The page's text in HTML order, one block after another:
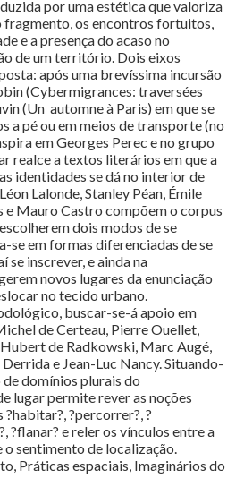
por uma estética que valoriza
fragmento, os encontros fortuitos,
e a presença do acaso no
de um território. Dois eixos
após uma brevíssima incursão
(Cybermigrances: traversées
(Un automne à Paris) em que se
a pé ou em meios de transporte (no
em Georges Perec e no grupo
realce a textos literários em que a
identidades se dá no interior de
Lalonde, Stanley Péan, Émile
Mauro Castro compõem o corpus
dois modos de se
se em formas diferenciadas de se
se inscrever, e ainda na
novos lugares da enunciação
no tecido urbano.
buscar-se-á apoio em
de Certeau, Pierre Ouellet,
de Radkowski, Marc Augé,
e Jean-Luc Nancy. Situando-
domínios plurais do
lugar permite rever as noções
?percorrer?, ?
?flanar? e reler os vínculos entre a
sentimento de localização.
Práticas espaciais, Imaginários do